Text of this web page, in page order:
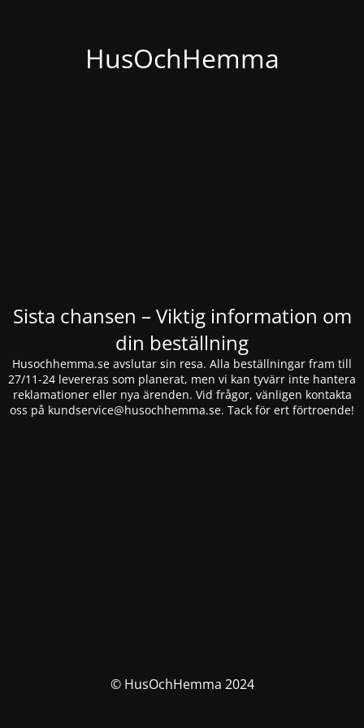
HusOchHemma
Sista chansen – Viktig information om
din beställning
Husochhemma.se avslutar sin resa. Alla beställningar fram till
27/11-24 levereras som planerat, men vi kan tyvärr inte hantera
reklamationer eller nya ärenden. Vid frågor, vänligen kontakta
oss på kundservice@husochhemma.se. Tack för ert förtroende!
© HusOchHemma 2024